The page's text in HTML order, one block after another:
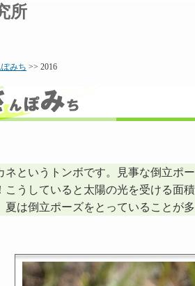
所
みち >> 2016
というトンボです。見事な倒立ポ
こうしていると太陽の光を受ける面
夏は倒立ポーズをとっていることが